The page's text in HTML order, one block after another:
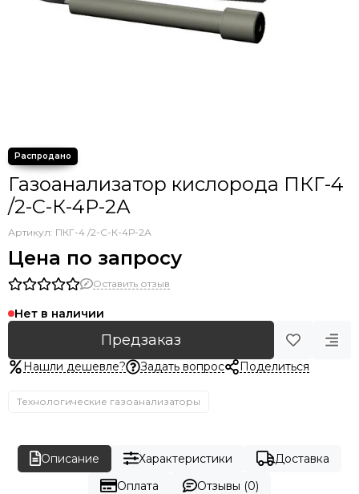
Газоанализатор кислорода ПКГ-4
/2-С-К-4Р-2А
Артикул: ПКГ-4 /2-С-К-4Р-2А
Цена по запросу
Оставить отзыв
Нет в наличии
Предзаказ
Нашли дешевле? Задать вопрос Поделиться
Технологические газоанализаторы
Описание Характеристики
Доставка
Оплата
Отзывы (0)